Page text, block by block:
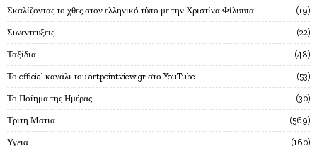
Σκαλίζοντας το χθες στον ελληνικό τύπο με την Χριστίνα Φίλιππα 19
Συνεντευξεις 22
Ταξίδια 48
Το official κανάλι του artpointview.gr στο YouTube 53
Το Ποίημα της Ημέρας 30
Τριτη Ματια 569
Υγεια 160